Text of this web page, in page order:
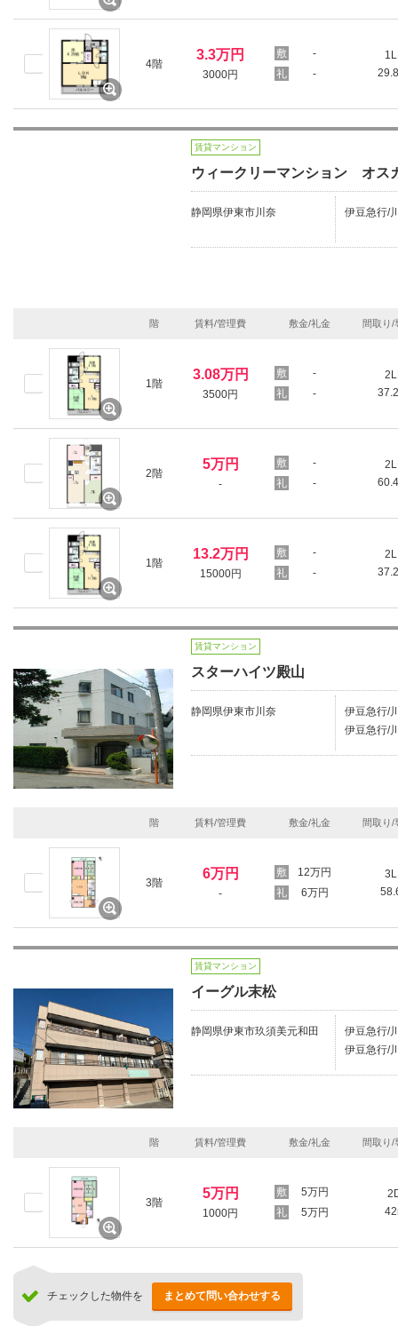
4階
3.3万円
3000円
-
-
賃貸マンション
ウィークリーマンション オス
静岡県伊東市川奈 伊豆急行/
階 賃料/管理費 敷金/礼金 間取り/
1階
3.08万円
3500円
-
-
2階
5万円
-
-
-
1階
13.2万円
15000円
-
-
賃貸マンション
スターハイツ殿山
静岡県伊東市川奈
伊豆急行/
伊豆急行/
階 賃料/管理費 敷金/礼金 間取り/
3階
6万円
-
12万円
6万円
賃貸マンション
イーグル末松
静岡県伊東市玖須美元和田
伊豆急行/
伊豆急行/
階 賃料/管理費 敷金/礼金 間取り/
3階
5万円
1000円
5万円
5万円
チェックした物件を まとめて問い合わせする